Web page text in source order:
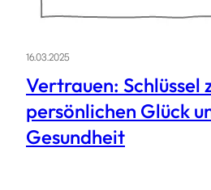
16.03.2025
Vertrauen: Schlüssel
persönlichen Glück
Gesundheit